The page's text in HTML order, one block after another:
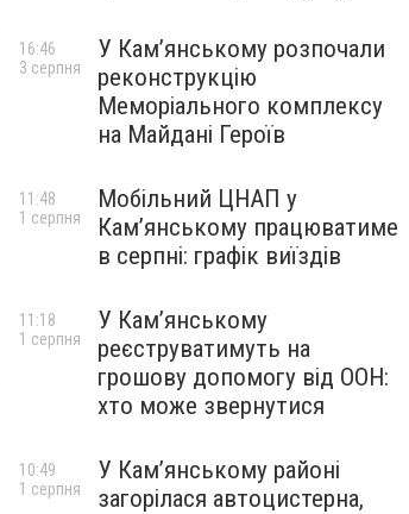
У Кам’янському розпочали
реконструкцію
Меморіального комплексу
на Майдані Героїв
16:46
3 серпня
Мобільний ЦНАП у
Кам’янському працюватиме
в серпні: графік виїздів
11:48
1 серпня
У Кам’янському
реєструватимуть на
грошову допомогу від ООН:
хто може звернутися
11:18
1 серпня
У Кам’янському районі
загорілася автоцистерна,
10:49
1 серпня